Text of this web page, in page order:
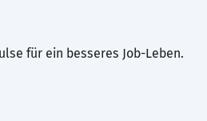
für ein besseres Job-Leben.